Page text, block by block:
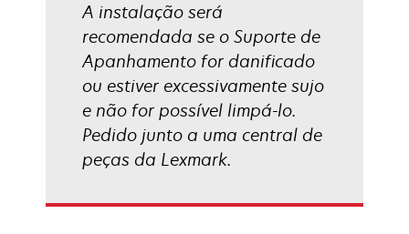
A instalação será
recomendada se o Suporte de
Apanhamento for danificado
ou estiver excessivamente sujo
e não for possível limpá-lo.
Pedido junto a uma central de
peças da Lexmark.